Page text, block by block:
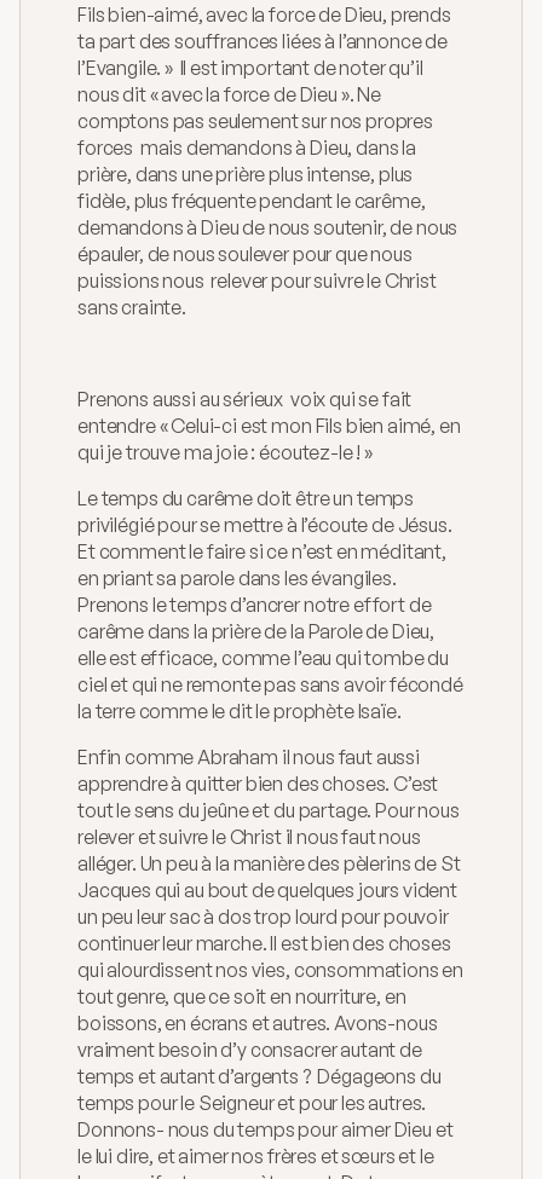
Fils bien-aimé, avec la force de Dieu, prends
ta part des souffrances liées à l’annonce de
l’Evangile. »  Il est important de noter qu’il
nous dit « avec la force de Dieu ». Ne
comptons pas seulement sur nos propres
forces  mais demandons à Dieu, dans la
prière, dans une prière plus intense, plus
fidèle, plus fréquente pendant le carême,
demandons à Dieu de nous soutenir, de nous
épauler, de nous soulever pour que nous
puissions nous  relever pour suivre le Christ
sans crainte.
Prenons aussi au sérieux  voix qui se fait
entendre « Celui-ci est mon Fils bien aimé, en
qui je trouve ma joie : écoutez-le ! »
Le temps du carême doit être un temps
privilégié pour se mettre à l’écoute de Jésus.
Et comment le faire si ce n’est en méditant,
en priant sa parole dans les évangiles.
Prenons le temps d’ancrer notre effort de
carême dans la prière de la Parole de Dieu,
elle est efficace, comme l’eau qui tombe du
ciel et qui ne remonte pas sans avoir fécondé
la terre comme le dit le prophète Isaïe.
Enfin comme Abraham il nous faut aussi
apprendre à quitter bien des choses. C’est
tout le sens du jeûne et du partage. Pour nous
relever et suivre le Christ il nous faut nous
alléger. Un peu à la manière des pèlerins de St
Jacques qui au bout de quelques jours vident
un peu leur sac à dos trop lourd pour pouvoir
continuer leur marche. Il est bien des choses
qui alourdissent nos vies, consommations en
tout genre, que ce soit en nourriture, en
boissons, en écrans et autres. Avons-nous
vraiment besoin d’y consacrer autant de
temps et autant d’argents ?  Dégageons du
temps pour le Seigneur et pour les autres.
Donnons- nous du temps pour aimer Dieu et
le lui dire, et aimer nos frères et sœurs et le